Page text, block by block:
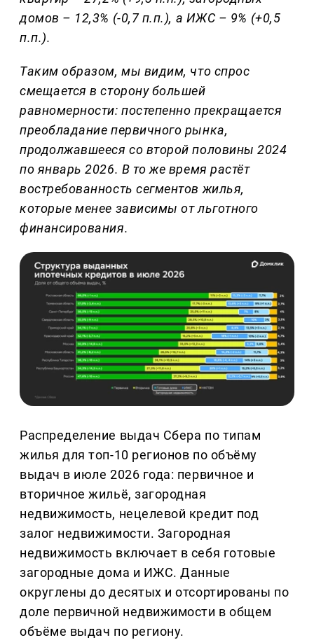
домов – 12,3% (-0,7 п.п.), а ИЖС – 9% (+0,5
п.п.).
Таким образом, мы видим, что спрос
смещается в сторону большей
равномерности: постепенно прекращается
преобладание первичного рынка,
продолжавшееся со второй половины 2024
по январь 2026. В то же время растёт
востребованность сегментов жилья,
которые менее зависимы от льготного
финансирования.
Распределение выдач Сбера по типам
жилья для топ-10 регионов по объёму
выдач в июле 2026 года: первичное и
вторичное жильё, загородная
недвижимость, нецелевой кредит под
залог недвижимости. Загородная
недвижимость включает в себя готовые
загородные дома и ИЖС. Данные
округлены до десятых и отсортированы по
доле первичной недвижимости в общем
объёме выдач по региону.